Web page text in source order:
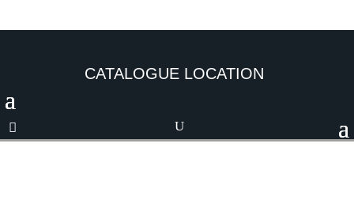
CATALOGUE LOCATION